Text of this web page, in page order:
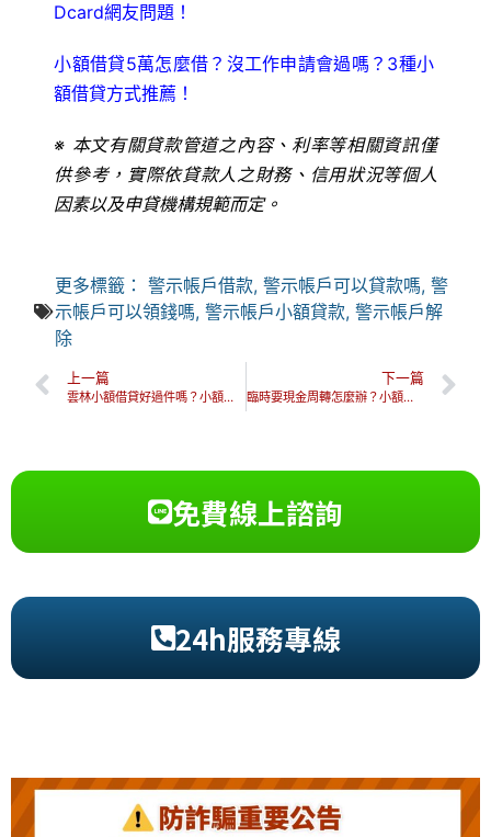
Dcard網友問題！
小額借貸5萬怎麼借？沒工作申請會過嗎？3種小
額借貸方式推薦！
※ 本文有關貸款管道之內容、利率等相關資訊僅
供參考，實際依貸款人之財務、信用狀況等個人
因素以及申貸機構規範而定。
更多標籤： 警示帳戶借款,警示帳戶可以貸款嗎,警
示帳戶可以領錢嗎,警示帳戶小額貸款,警示帳戶解
除
上一篇
雲林小額借貸好過件嗎？小額借貸條件、優缺點、申請方式一次知！
下一篇
臨時要現金周轉怎麼辦？小額資金周轉6管道，24小時快速借錢！
免費線上諮詢
24h服務專線